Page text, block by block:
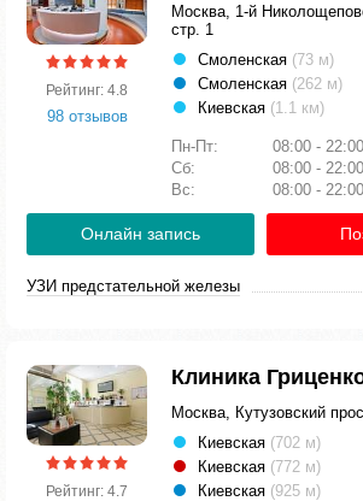
Рейтинг: 4.8
98 отзывов
Москва, 1-й
стр. 1
Смоленская (73 м)
Смоленская (262 м)
Киевская (1.1 км)
Пн-Пт:
08:00 - 22:00
Сб:
08:00 - 22:00
Вс:
08:00 - 22:00
Онлайн запись
УЗИ предстательной железы
Рейтинг: 4.7
Клиника
Москва, Кутузовский
Киевская (702 м)
Киевская (772 м)
Киевская (925 м)